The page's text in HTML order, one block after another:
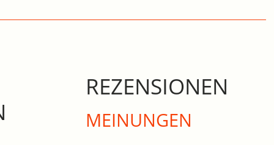
REZENSIONEN
MEINUNGEN